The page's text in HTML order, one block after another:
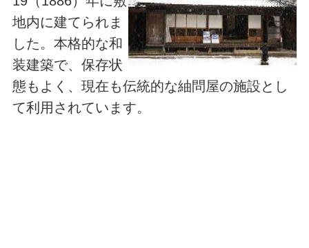
地内に建てられま
した。本格的な和
装建築で、保存状
態もよく、現在も伝統的な紬問屋の施設とし
て利用されています。